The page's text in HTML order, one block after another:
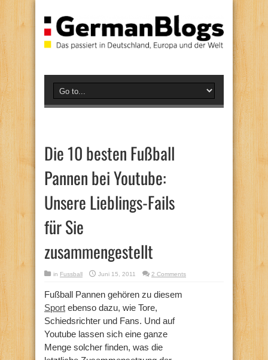
Die 10 besten Fußball
Pannen bei Youtube:
Unsere Lieblings-Fails
für Sie
zusammengestellt
in Fussball Juni 15, 2011 2 Comments
Fußball Pannen gehören zu diesem
Sport ebenso dazu, wie Tore,
Schiedsrichter und Fans. Und auf
Youtube lassen sich eine ganze
Menge solcher finden, was die